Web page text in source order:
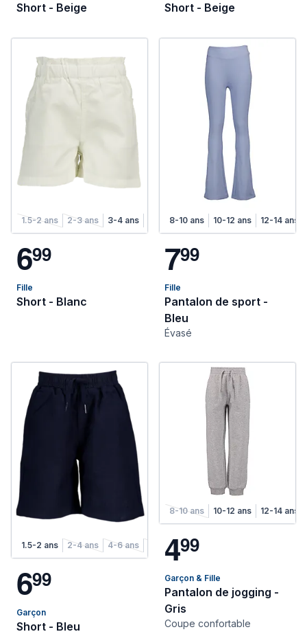
Short - Beige Short - Beige
1.5-2 ans 2-3 ans 3-4 ans 4-5 ans 5-6 ans 6-7 ans 7-8 ans
699
Fille
Short - Blanc
8-10 ans 10-12 ans 12-14 ans
799
Fille
Pantalon de sport -
Bleu
Évasé
1.5-2 ans 2-4 ans 4-6 ans 6-8 ans
699
Garçon
Short - Bleu
8-10 ans 10-12 ans 12-14 ans
499
Garçon & Fille
Pantalon de jogging -
Gris
Coupe confortable